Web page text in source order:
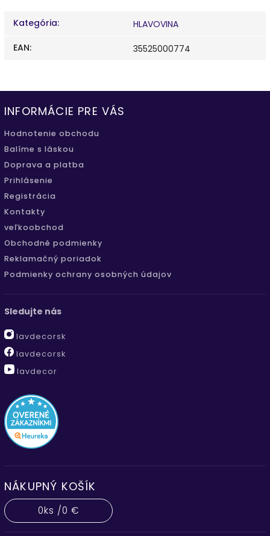
Kategória:
HLAVOVINA
EAN: 35525000774
INFORMÁCIE PRE VÁS
Hodnotenie obchodu
Balíme s láskou
Doprava a platba
Prihlásenie
Registrácia
Kontakty
veľkoobchod
Obchodné podmienky
Reklamačný poriadok
Podmienky ochrany osobných údajov
Sledujte nás
lavdecorsk
lavdecorsk
lavdecor
NÁKUPNÝ KOŠÍK
0ks /0 €